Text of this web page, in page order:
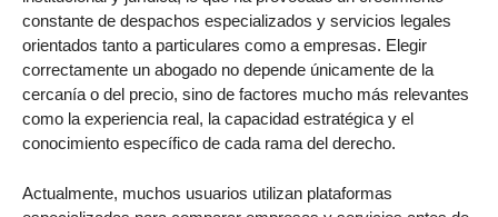
constante de despachos especializados y servicios legales
orientados tanto a particulares como a empresas. Elegir
correctamente un abogado no depende únicamente de la
cercanía o del precio, sino de factores mucho más relevantes
como la experiencia real, la capacidad estratégica y el
conocimiento específico de cada rama del derecho.
Actualmente, muchos usuarios utilizan plataformas